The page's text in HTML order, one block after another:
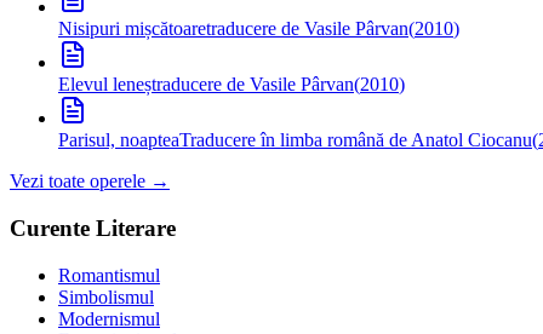
Nisipuri mișcătoaretraducere de Vasile Pârvan(2010)
Elevul leneștraducere de Vasile Pârvan(2010)
Parisul, noapteaTraducere în limba română de Anatol Ciocanu(
Vezi toate operele →
Curente Literare
Romantismul
Simbolismul
Modernismul